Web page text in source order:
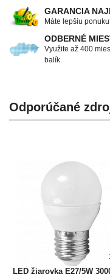
GARANCIA
Máte lepšiu
ODBERNÉ
Využite až 400
balík
Odporúčané
LED žiarovka E27/5W